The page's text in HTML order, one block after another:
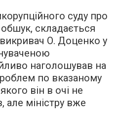
суду про
складається
О. Доценко у
наголошував на
по вказаному
він в очі не
але міністру вже